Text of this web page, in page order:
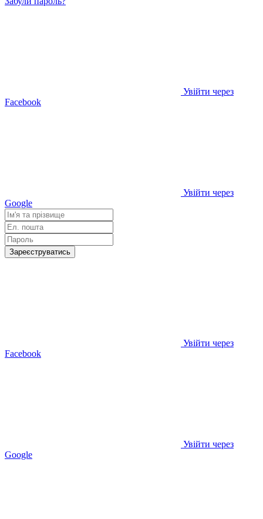
Увійти через
Facebook
Увійти через
Google
Зареєструватись
Увійти через
Facebook
Увійти через
Google